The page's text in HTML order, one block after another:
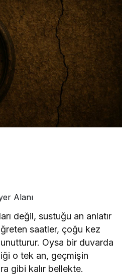
Alanı
değil, sustuğu an anlatır
saatler, çoğu kez
Oysa bir duvarda
o tek an, geçmişin
gibi kalır bellekte.